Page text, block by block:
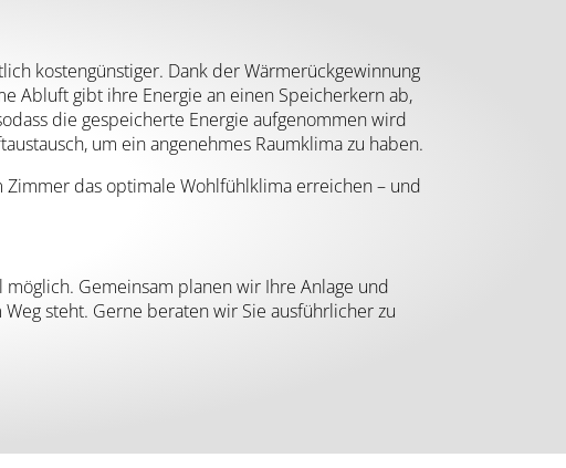
kostengünstiger. Dank der Wärmerückgewinnung
Abluft gibt ihre Energie an einen Speicherkern ab,
die gespeicherte Energie aufgenommen wird
um ein angenehmes Raumklima zu haben.
das optimale Wohlfühlklima erreichen – und
Gemeinsam planen wir Ihre Anlage und
steht. Gerne beraten wir Sie ausführlicher zu